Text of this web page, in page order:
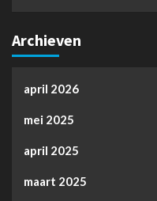
Archieven
april 2026
mei 2025
april 2025
maart 2025